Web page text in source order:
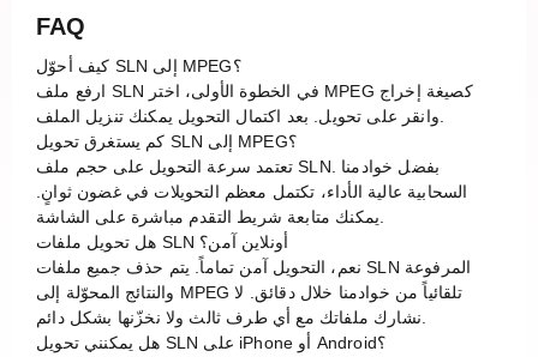
FAQ
كيف أحوّل SLN إلى MPEG؟
ارفع ملف SLN في الخطوة الأولى، اختر MPEG كصيغة إخراج
كم يستغرق تحويل SLN إلى MPEG؟
تعتمد سرعة التحويل على حجم ملف SLN. بفضل خوادمنا
السحابية عالية الأداء، تكتمل معظم التحويلات في غضون ثوانٍ.
هل تحويل ملفات SLN أونلاين آمن؟
نعم، التحويل آمن تماماً. يتم حذف جميع ملفات SLN المرفوعة
والنتائج المحوّلة إلى MPEG تلقائياً من خوادمنا خلال دقائق. لا
هل يمكنني تحويل SLN على iPhone أو Android؟